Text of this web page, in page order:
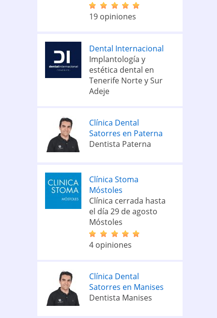
19 opiniones
Dental Internacional
Implantología y
estética dental en
Tenerife Norte y Sur
Adeje
Clínica Dental
Satorres en Paterna
Dentista Paterna
Clínica Stoma
Móstoles
Clínica cerrada hasta
el día 29 de agosto
Móstoles
4 opiniones
Clínica Dental
Satorres en Manises
Dentista Manises